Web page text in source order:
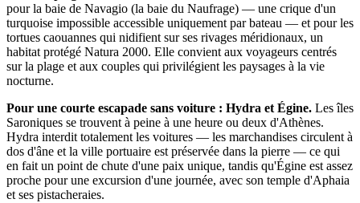
pour la baie de Navagio (la baie du Naufrage) — une crique d'un
turquoise impossible accessible uniquement par bateau — et pour les
tortues caouannes qui nidifient sur ses rivages méridionaux, un
habitat protégé Natura 2000. Elle convient aux voyageurs centrés
sur la plage et aux couples qui privilégient les paysages à la vie
nocturne.
Pour une courte escapade sans voiture : Hydra et Égine. Les îles
Saroniques se trouvent à peine à une heure ou deux d'Athènes.
Hydra interdit totalement les voitures — les marchandises circulent à
dos d'âne et la ville portuaire est préservée dans la pierre — ce qui
en fait un point de chute d'une paix unique, tandis qu'Égine est assez
proche pour une excursion d'une journée, avec son temple d'Aphaia
et ses pistacheraies.